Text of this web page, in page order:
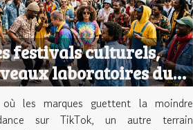
festivals culturels,
laboratoires du
style urbain
où les marques guettent la moindre
sur TikTok, un autre terrain